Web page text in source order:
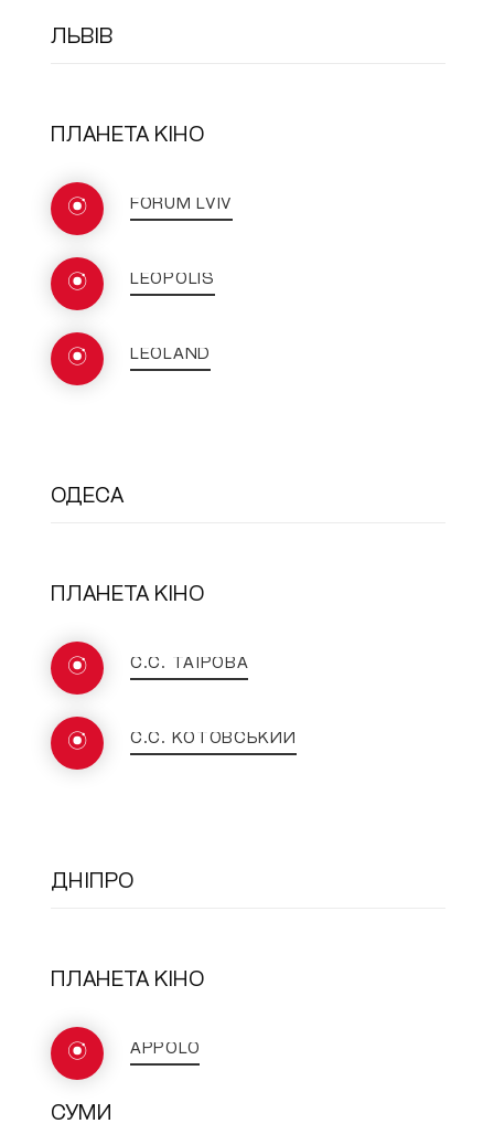
ЛЬВІВ
ПЛАНЕТА КІНО
FORUM LVIV
LEOPOLIS
LEOLAND
ОДЕСА
ПЛАНЕТА КІНО
C.C. ТАЇРОВА
C.C. КОТОВСЬКИЙ
ДНІПРО
ПЛАНЕТА КІНО
APPOLO
СУМИ